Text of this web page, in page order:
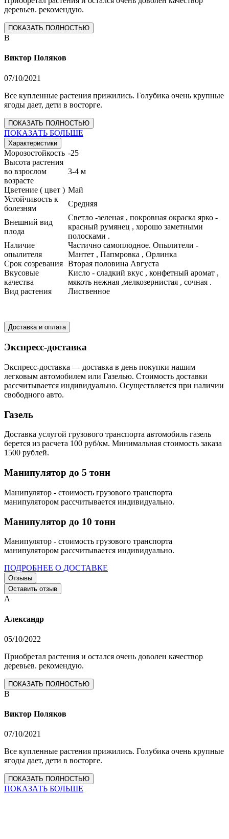
деревьев. рекомендую.
ПОКАЗАТЬ ПОЛНОСТЬЮ
В
Виктор Поляков
07/10/2021
Все купленные растения прижились. Голубика очень крупные
ягоды дает, дети в восторге.
ПОКАЗАТЬ ПОЛНОСТЬЮ
ПОКАЗАТЬ БОЛЬШЕ
Характеристики
Морозостойкость -25
Высота растения
во взрослом
возрасте
3-4 м
Цветение ( цвет ) Май
Устойчивость к
болезням
Средняя
Внешний вид
плода
Светло -зеленая , покровная окраска ярко -
красный румянец , хорошо заметными
полосками .
Наличие
опылителя
Частично самоплодное. Опылители -
Мантет , Папмровка , Орлинка
Срок созревания Вторая половина Августа
Вкусовые
качества
Кисло - сладкий вкус , конфетный аромат ,
мякоть нежная ,мелкозернистая , сочная .
Вид растения
Лиственное
Доставка и оплата
Экспресс-доставка
Экспресс-доставка — доставка в день покупки нашим
легковым автомобилем или Газелью. Стоимость доставки
рассчитывается индивидуально. Осуществляется при наличии
свободного авто.
Газель
Доставка услугой грузового транспорта автомобиль газель
берется из расчета 100 руб/км. Минимальная стоимость заказа
1500 рублей.
Манипулятор до 5 тонн
Манипулятор - стоимость грузового транспорта
манипулятором рассчитывается индивидуально.
Манипулятор до 10 тонн
Манипулятор - стоимость грузового транспорта
манипулятором рассчитывается индивидуально.
ПОДРОБНЕЕ О ДОСТАВКЕ
Отзывы
Оставить отзыв
А
Александр
05/10/2022
Приобретал растения и остался очень доволен качествор
деревьев. рекомендую.
ПОКАЗАТЬ ПОЛНОСТЬЮ
В
Виктор Поляков
07/10/2021
Все купленные растения прижились. Голубика очень крупные
ягоды дает, дети в восторге.
ПОКАЗАТЬ ПОЛНОСТЬЮ
ПОКАЗАТЬ БОЛЬШЕ